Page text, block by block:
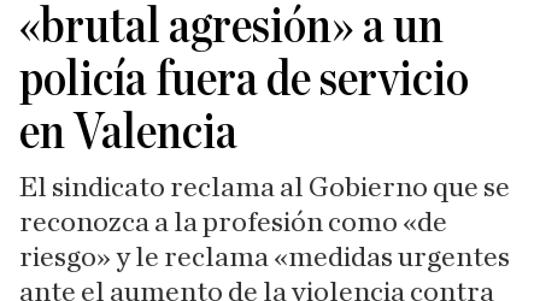
«brutal agresión» a un
policía fuera de servicio
en Valencia
El sindicato reclama al Gobierno que se
reconozca a la profesión como «de
riesgo» y le reclama «medidas urgentes
ante el aumento de la violencia contra